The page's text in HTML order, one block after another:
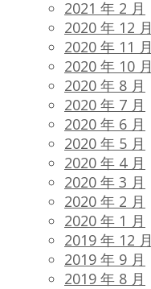
2021 年 2 月
2020 年 12 月
2020 年 11 月
2020 年 10 月
2020 年 8 月
2020 年 7 月
2020 年 6 月
2020 年 5 月
2020 年 4 月
2020 年 3 月
2020 年 2 月
2020 年 1 月
2019 年 12 月
2019 年 9 月
2019 年 8 月